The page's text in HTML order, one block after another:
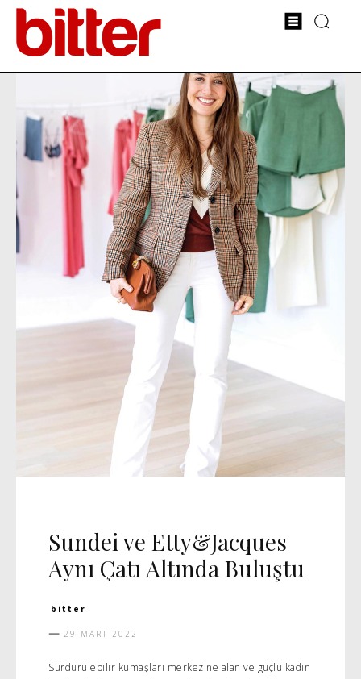
Sundei ve Etty&Jacques
Aynı Çatı Altında Buluştu
bitter
29 MART 2022
Sürdürülebilir kumaşları merkezine alan ve güçlü kadın